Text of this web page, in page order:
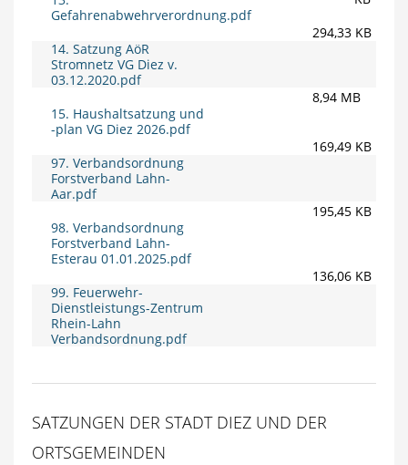
Gefahrenabwehrverordnung.pdf
14. Satzung AöR
Stromnetz VG Diez v.
03.12.2020.pdf
294,33 KB
15. Haushaltsatzung und
-plan VG Diez 2026.pdf
8,94 MB
97. Verbandsordnung
Forstverband Lahn-
Aar.pdf
169,49 KB
98. Verbandsordnung
Forstverband Lahn-
Esterau 01.01.2025.pdf
195,45 KB
99. Feuerwehr-
Dienstleistungs-Zentrum
Rhein-Lahn
Verbandsordnung.pdf
136,06 KB
SATZUNGEN DER STADT DIEZ UND DER
ORTSGEMEINDEN